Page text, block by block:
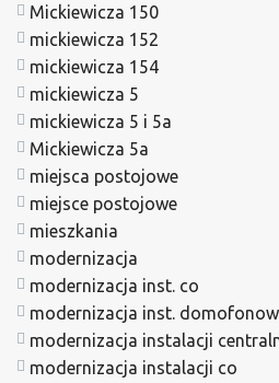
Mickiewicza 150
mickiewicza 152
mickiewicza 154
mickiewicza 5
mickiewicza 5 i 5a
Mickiewicza 5a
miejsca postojowe
miejsce postojowe
mieszkania
modernizacja
modernizacja inst. co
modernizacja inst.
modernizacja instalacji
modernizacja instalacji co